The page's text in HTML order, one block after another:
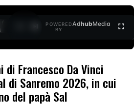
/
POWERED
BY
AdhubMedia
Francesco Da Vinci
di Sanremo 2026, in cui
del papà Sal